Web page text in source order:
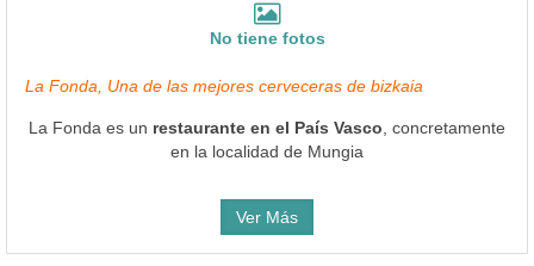
No tiene fotos
La Fonda, Una de las mejores cerveceras de bizkaia
La Fonda es un restaurante en el País Vasco , concretamente
en la localidad de Mungia
Ver Más